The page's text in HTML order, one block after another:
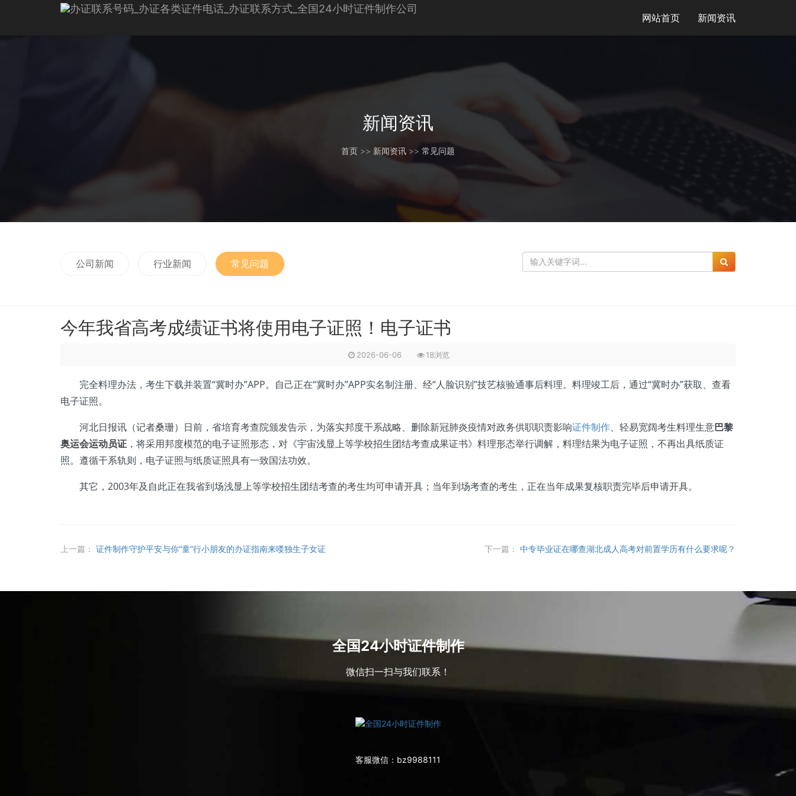
网站首页 新闻资讯
新闻资讯
首页 >> 新闻资讯 >> 常见问题
公司新闻 行业新闻 常见问题
今年我省高考成绩证书将使用电子证照！电子证书
2026-06-06 18浏览
完全料理办法，考生下载并装置“冀时办”APP。自己正在“冀时办”APP实名制注册、经“人脸识别”技艺核验通事后料理。料理竣工后，通过“冀时办”获取、查看
电子证照。
河北日报讯（记者桑珊）日前，省培育考查院颁发告示，为落实邦度干系战略、删除新冠肺炎疫情对政务供职职责影响证件制作、轻易宽阔考生料理生意巴黎
奥运会运动员证 ，将采用邦度模范的电子证照形态，对《宇宙浅显上等学校招生团结考查成果证书》料理形态举行调解，料理结果为电子证照，不再出具纸质证
照。遵循干系轨则，电子证照与纸质证照具有一致国法功效。
其它，2003年及自此正在我省到场浅显上等学校招生团结考查的考生均可申请开具；当年到场考查的考生，正在当年成果复核职责完毕后申请开具。
上一篇： 证件制作守护平安与你“童”行小朋友的办证指南来喽独生子女证 下一篇： 中专毕业证在哪查湖北成人高考对前置学历有什么要求呢？
全国24小时证件制作
微信扫一扫与我们联系！
客服微信： bz9988111